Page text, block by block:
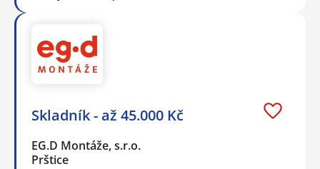
Skladník - až 45.000 Kč
EG.D Montáže, s.r.o.
Prštice